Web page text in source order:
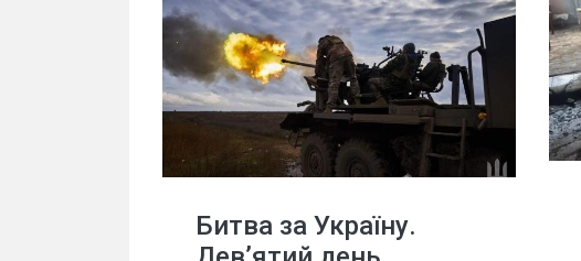
Битва за Україну.